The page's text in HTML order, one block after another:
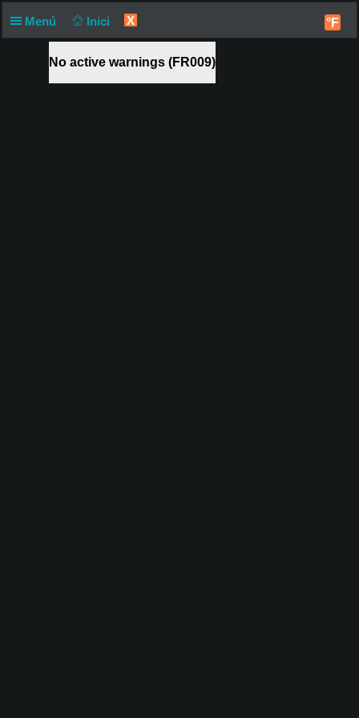
Menú Inici X °F
No active warnings (FR009)